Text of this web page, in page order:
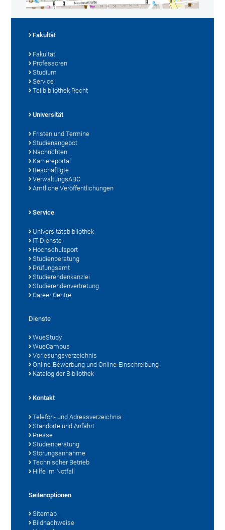
Fakultät
Fakultät
Professoren
Studium
Service
Teilbibliothek Recht
Universität
Fristen und Termine
Studienangebot
Nachrichten
Karriereportal
Beschäftigte
VerwaltungsABC
Amtliche Veröffentlichungen
Service
Universitätsbibliothek
IT-Dienste
Hochschulsport
Studienberatung
Prüfungsamt
Studierendenkanzlei
Studierendenvertretung
Career Centre
Dienste
WueStudy
WueCampus
Vorlesungsverzeichnis
Online-Bewerbung und Online-Einschreibung
Katalog der Bibliothek
Kontakt
Telefon- und Adressverzeichnis
Standorte und Anfahrt
Presse
Studienberatung
Störungsannahme
Technischer Betrieb
Hilfe im Notfall
Seitenoptionen
Sitemap
Bildnachweise